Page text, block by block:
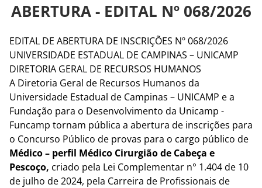
ABERTURA - EDITAL Nº 068/2026
EDITAL DE ABERTURA DE INSCRIÇÕES Nº 068/2026
UNIVERSIDADE ESTADUAL DE CAMPINAS – UNICAMP
DIRETORIA GERAL DE RECURSOS HUMANOS
A Diretoria Geral de Recursos Humanos da
Universidade Estadual de Campinas – UNICAMP e a
Fundação para o Desenvolvimento da Unicamp -
Funcamp tornam pública a abertura de inscrições para
o Concurso Público de provas para o cargo público de
Médico – perfil Médico Cirurgião de Cabeça e
Pescoço, criado pela Lei Complementar n° 1.404 de 10
de julho de 2024, pela Carreira de Profissionais de